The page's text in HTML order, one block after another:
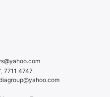
, 7711 4747